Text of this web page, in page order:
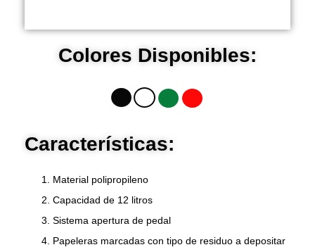
Colores Disponibles:
Características:
Material polipropileno
Capacidad de 12 litros
Sistema apertura de pedal
Papeleras marcadas con tipo de residuo a depositar